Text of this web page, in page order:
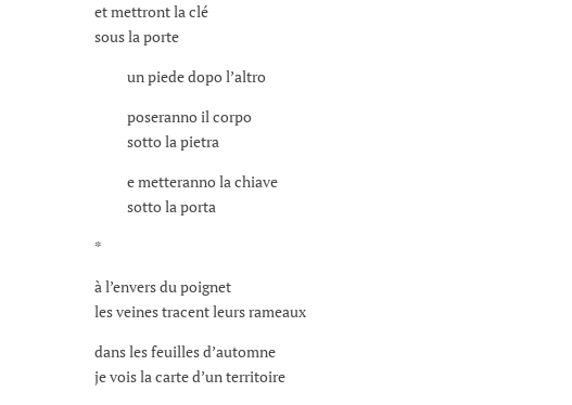
et mettront la clé
sous la porte
un piede dopo l’altro
poseranno il corpo
sotto la pietra
e metteranno la chiave
sotto la porta
*
à l’envers du poignet
les veines tracent leurs rameaux
dans les feuilles d’automne
je vois la carte d’un territoire